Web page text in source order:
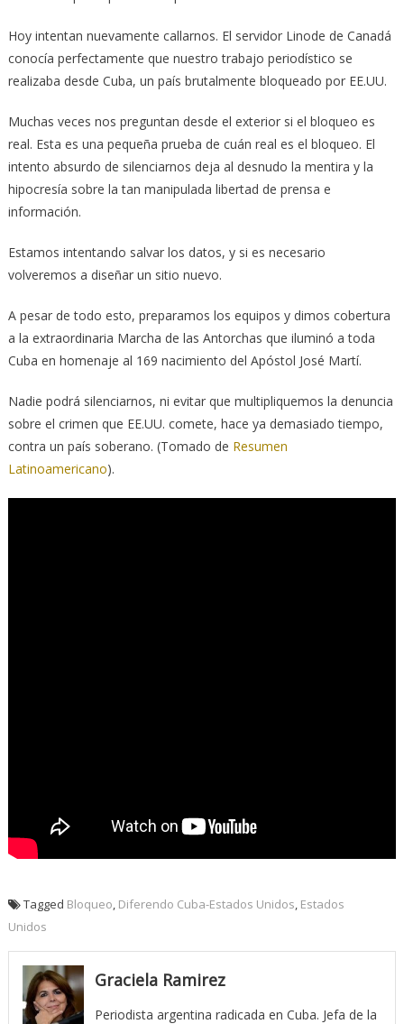
Hoy intentan nuevamente callarnos. El servidor Linode de Canadá
conocía perfectamente que nuestro trabajo periodístico se
realizaba desde Cuba, un país brutalmente bloqueado por EE.UU.
Muchas veces nos preguntan desde el exterior si el bloqueo es
real. Esta es una pequeña prueba de cuán real es el bloqueo. El
intento absurdo de silenciarnos deja al desnudo la mentira y la
hipocresía sobre la tan manipulada libertad de prensa e
información.
Estamos intentando salvar los datos, y si es necesario
volveremos a diseñar un sitio nuevo.
A pesar de todo esto, preparamos los equipos y dimos cobertura
a la extraordinaria Marcha de las Antorchas que iluminó a toda
Cuba en homenaje al 169 nacimiento del Apóstol José Martí.
Nadie podrá silenciarnos, ni evitar que multipliquemos la denuncia
sobre el crimen que EE.UU. comete, hace ya demasiado tiempo,
contra un país soberano. (Tomado de Resumen
Latinoamericano).
Tagged Bloqueo Diferendo Cuba-Estados Unidos Estados
Unidos
Graciela Ramirez
Periodista argentina radicada en Cuba. Jefa de la